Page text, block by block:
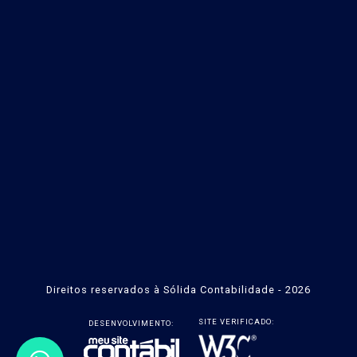
Direitos reservados à Sólida Contabilidade - 2026
DESENVOLVIMENTO: SITE VERIFICADO: